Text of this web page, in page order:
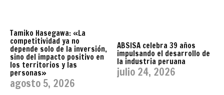
Tamiko Hasegawa: «La
competitividad ya no
depende solo de la inversión,
sino del impacto positivo en
los territorios y las
personas»
agosto 5, 2026
ABSISA celebra 39 años
impulsando el desarrollo de
la industria peruana
julio 24, 2026